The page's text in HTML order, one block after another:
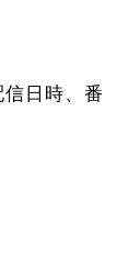
日時、番